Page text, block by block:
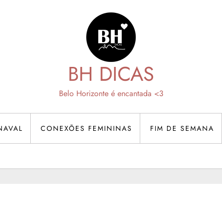
BH DICAS
Belo Horizonte é encantada <3
CONEXÕES FEMININAS FIM DE SEMANA